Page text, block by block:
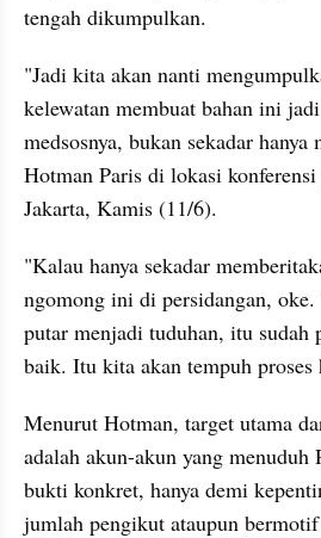
tengah dikumpulkan.
"Jadi kita akan nanti
kelewatan membuat bahan ini
medsosnya, bukan sekadar
Hotman Paris di lokasi
Jakarta, Kamis (11/6).
"Kalau hanya sekadar
ngomong ini di persidangan,
putar menjadi tuduhan, itu sudah
baik. Itu kita akan tempuh proses
Menurut Hotman, target utama
adalah akun-akun yang menuduh
bukti konkret, hanya demi
jumlah pengikut ataupun